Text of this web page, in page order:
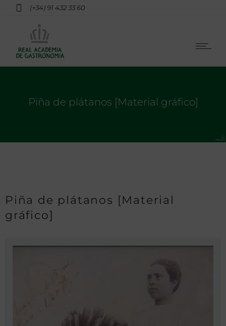
(+34) 91 432 33 60
Piña de plátanos [Material gráfico]
Piña de plátanos [Material
gráfico]